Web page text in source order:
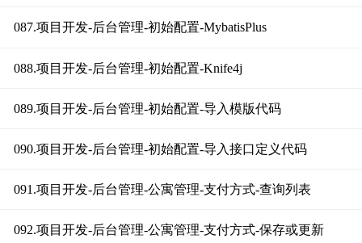
087.项目开发-后台管理-初始配置-MybatisPlus
088.项目开发-后台管理-初始配置-Knife4j
089.项目开发-后台管理-初始配置-导入模版代码
090.项目开发-后台管理-初始配置-导入接口定义代码
091.项目开发-后台管理-公寓管理-支付方式-查询列表
092.项目开发-后台管理-公寓管理-支付方式-保存或更新